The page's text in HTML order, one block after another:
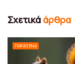
Σχετικά άρθρα
ΠΑΡΆΞΕΝΑ